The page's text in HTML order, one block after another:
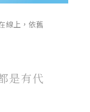
線上，依舊
是有代